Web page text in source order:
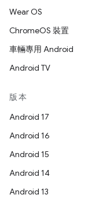
Wear OS
ChromeOS 裝置
車輛專用 Android
Android TV
版本
Android 17
Android 16
Android 15
Android 14
Android 13